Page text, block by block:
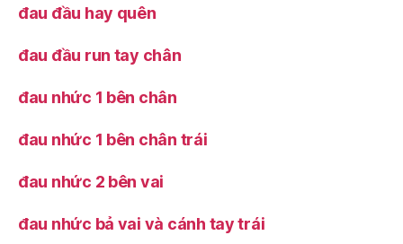
đau đầu hay quên
đau đầu run tay chân
đau nhức 1 bên chân
đau nhức 1 bên chân trái
đau nhức 2 bên vai
đau nhức bả vai và cánh tay trái